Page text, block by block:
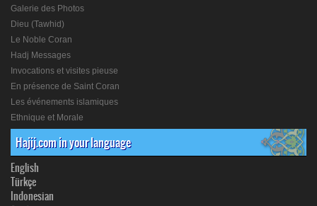
Galerie des Photos
Dieu (Tawhid)
Le Noble Coran
Hadj Messages
Invocations et visites pieuse
En présence de Saint Coran
Les événements islamiques
Ethnique et Morale
Hajij.com in your language
English
Türkçe
Indonesian